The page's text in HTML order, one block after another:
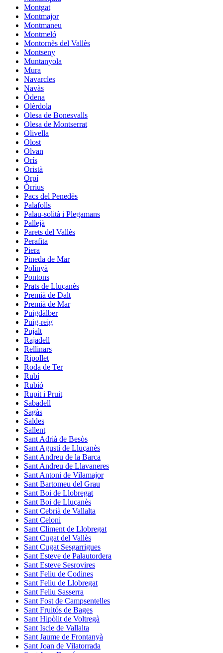
Montgat
Montmajor
Montmaneu
Montmeló
Montornès del Vallès
Montseny
Muntanyola
Mura
Navarcles
Navàs
Òdena
Olèrdola
Olesa de Bonesvalls
Olesa de Montserrat
Olivella
Olost
Olvan
Orís
Oristà
Orpí
Òrrius
Pacs del Penedès
Palafolls
Palau-solità i Plegamans
Pallejà
Parets del Vallès
Perafita
Piera
Pineda de Mar
Polinyà
Pontons
Prats de Lluçanès
Premià de Dalt
Premià de Mar
Puigdàlber
Puig-reig
Pujalt
Rajadell
Rellinars
Ripollet
Roda de Ter
Rubí
Rubió
Rupit i Pruit
Sabadell
Sagàs
Saldes
Sallent
Sant Adrià de Besòs
Sant Agustí de Lluçanès
Sant Andreu de la Barca
Sant Andreu de Llavaneres
Sant Antoni de Vilamajor
Sant Bartomeu del Grau
Sant Boi de Llobregat
Sant Boi de Lluçanès
Sant Cebrià de Vallalta
Sant Celoni
Sant Climent de Llobregat
Sant Cugat del Vallès
Sant Cugat Sesgarrigues
Sant Esteve de Palautordera
Sant Esteve Sesrovires
Sant Feliu de Codines
Sant Feliu de Llobregat
Sant Feliu Sasserra
Sant Fost de Campsentelles
Sant Fruitós de Bages
Sant Hipòlit de Voltregà
Sant Iscle de Vallalta
Sant Jaume de Frontanyà
Sant Joan de Vilatorrada